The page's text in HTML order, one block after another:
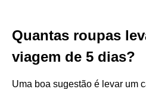
Quantas roupas
viagem de 5 dias?
Uma boa sugestão é levar um